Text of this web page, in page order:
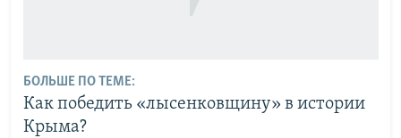
БОЛЬШЕ ПО ТЕМЕ:
Как победить «лысенковщину» в истории
Крыма?